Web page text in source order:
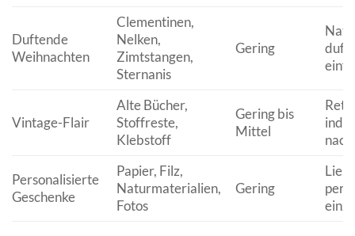
Duftende
Weihnachten
Clementinen,
Nelken,
Zimtstangen,
Sternanis
Gering
Vintage-Flair
Alte Bücher,
Stoffreste,
Klebstoff
Gering bis
Mittel
Personalisierte
Geschenke
Papier, Filz,
Naturmaterialien,
Fotos
Gering